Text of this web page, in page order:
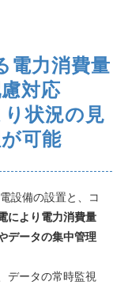
電力消費量
対応
状況の見
可能
設備の設置と、コ
により電力消費量
データの集中管理
データの常時監視